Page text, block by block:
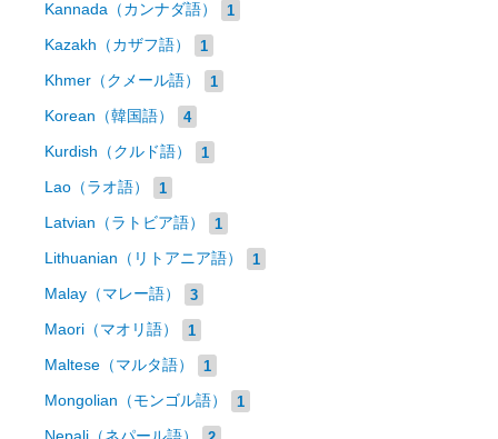
Kannada（カンナダ語） 1
Kazakh（カザフ語） 1
Khmer（クメール語） 1
Korean（韓国語） 4
Kurdish（クルド語） 1
Lao（ラオ語） 1
Latvian（ラトビア語） 1
Lithuanian（リトアニア語） 1
Malay（マレー語） 3
Maori（マオリ語） 1
Maltese（マルタ語） 1
Mongolian（モンゴル語） 1